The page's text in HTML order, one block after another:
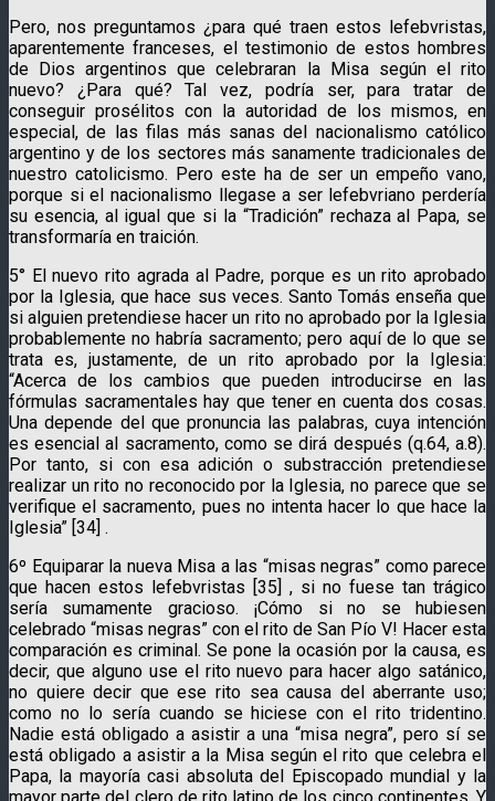
Pero, nos preguntamos ¿para qué traen estos lefebvristas,
aparentemente franceses, el testimonio de estos hombres
de Dios argentinos que celebraran la Misa según el rito
nuevo? ¿Para qué? Tal vez, podría ser, para tratar de
conseguir prosélitos con la autoridad de los mismos, en
especial, de las filas más sanas del nacionalismo católico
argentino y de los sectores más sanamente tradicionales de
nuestro catolicismo. Pero este ha de ser un empeño vano,
porque si el nacionalismo llegase a ser lefebvriano perdería
su esencia, al igual que si la “Tradición” rechaza al Papa, se
transformaría en traición.
5° El nuevo rito agrada al Padre, porque es un rito aprobado
por la Iglesia, que hace sus veces. Santo Tomás enseña que
si alguien pretendiese hacer un rito no aprobado por la Iglesia
probablemente no habría sacramento; pero aquí de lo que se
trata es, justamente, de un rito aprobado por la Iglesia:
“Acerca de los cambios que pueden introducirse en las
fórmulas sacramentales hay que tener en cuenta dos cosas.
Una depende del que pronuncia las palabras, cuya intención
es esencial al sacramento, como se dirá después (q.64, a.8).
Por tanto, si con esa adición o substracción pretendiese
realizar un rito no reconocido por la Iglesia, no parece que se
verifique el sacramento, pues no intenta hacer lo que hace la
Iglesia” [34] .
6º Equiparar la nueva Misa a las “misas negras” como parece
que hacen estos lefebvristas [35] , si no fuese tan trágico
sería sumamente gracioso. ¡Cómo si no se hubiesen
celebrado “misas negras” con el rito de San Pío V! Hacer esta
comparación es criminal. Se pone la ocasión por la causa, es
decir, que alguno use el rito nuevo para hacer algo satánico,
no quiere decir que ese rito sea causa del aberrante uso;
como no lo sería cuando se hiciese con el rito tridentino.
Nadie está obligado a asistir a una “misa negra”, pero sí se
está obligado a asistir a la Misa según el rito que celebra el
Papa, la mayoría casi absoluta del Episcopado mundial y la